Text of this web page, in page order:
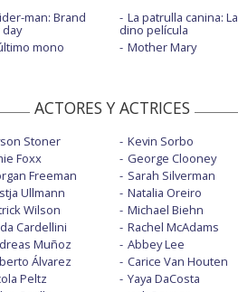
man: Brand
mono
La patrulla canina: La
dino película
Mother Mary
ACTORES Y ACTRICES
Stoner
Foxx
Freeman
Ullmann
Wilson
Cardellini
Muñoz
Álvarez
Peltz
Kevin Sorbo
George Clooney
Sarah Silverman
Natalia Oreiro
Michael Biehn
Rachel McAdams
Abbey Lee
Carice Van Houten
Yaya DaCosta